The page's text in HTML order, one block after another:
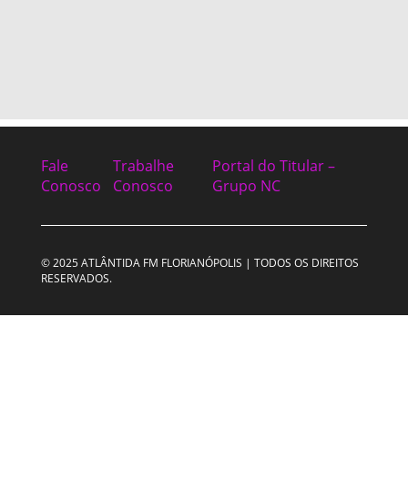
Fale
Conosco
Trabalhe
Conosco
Portal do Titular –
Grupo NC
© 2025 ATLÂNTIDA FM FLORIANÓPOLIS | TODOS OS DIREITOS
RESERVADOS.